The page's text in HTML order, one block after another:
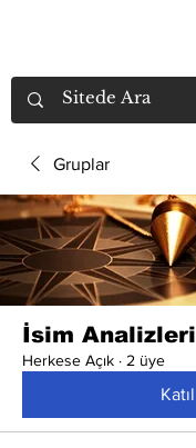
Gruplar
İsim Analizleri
Herkese Açık · 2 üye
Katıl